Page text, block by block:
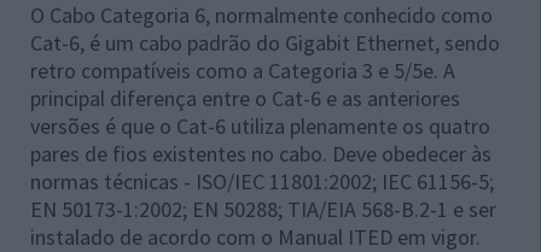
O Cabo Categoria 6, normalmente conhecido como
Cat-6, é um cabo padrão do Gigabit Ethernet, sendo
retro compatíveis como a Categoria 3 e 5/5e. A
principal diferença entre o Cat-6 e as anteriores
versões é que o Cat-6 utiliza plenamente os quatro
pares de fios existentes no cabo. Deve obedecer às
normas técnicas - ISO/IEC 11801:2002; IEC 61156-5;
EN 50173-1:2002; EN 50288; TIA/EIA 568-B.2-1 e ser
instalado de acordo com o Manual ITED em vigor.